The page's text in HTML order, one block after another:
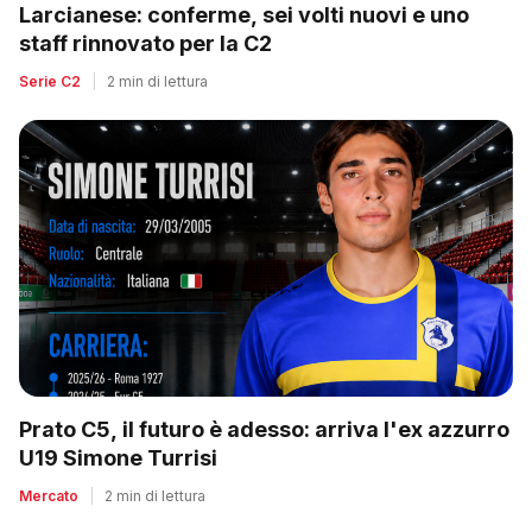
Larcianese: conferme, sei volti nuovi e uno
staff rinnovato per la C2
Serie C2 2 min di lettura
Prato C5, il futuro è adesso: arriva l'ex azzurro
U19 Simone Turrisi
Mercato 2 min di lettura